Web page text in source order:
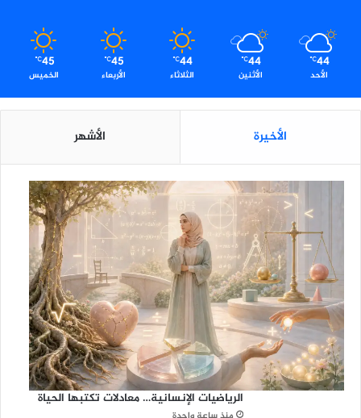
44
℃
الأحد
44
℃
الأثنين
44
℃
الثلاثاء
45
℃
الأربعاء
45
℃
الخميس
الأخيرة الأشهر
الرياضيات الإنسانية… معادلات تكتبها الحياة